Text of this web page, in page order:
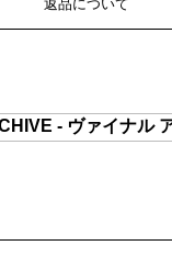
返品について